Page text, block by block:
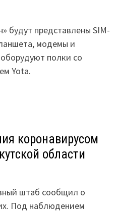
будут представлены SIM-
модемы и
полки со
Yota.
коронавирусом
области
штаб сообщил о
Под наблюдением